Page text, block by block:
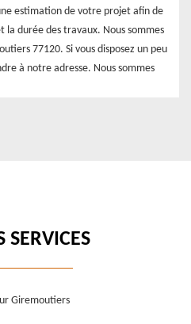
estimation de votre projet afin de
la durée des travaux. Nous sommes
77120. Si vous disposez un peu
à notre adresse. Nous sommes
SERVICES
Giremoutiers